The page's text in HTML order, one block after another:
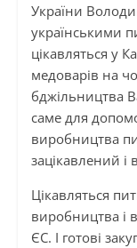
України
українськими
цікавляться у
медоварів на
бджільництва
саме для
виробництва
зацікавлений і
Цікавляться
виробництва і
ЄС. І готові